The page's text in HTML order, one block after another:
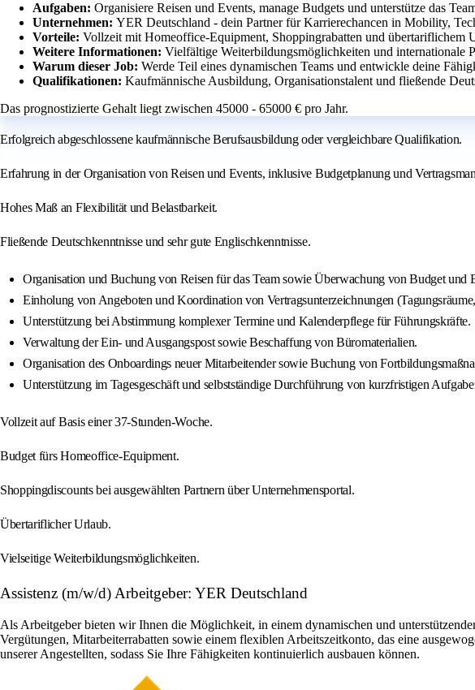
Aufgaben: Organisiere Reisen und Events, manage Budgets und unterstütze das
Unternehmen: YER Deutschland - dein Partner für Karrierechancen in Mobility,
Vorteile: Vollzeit mit Homeoffice-Equipment, Shoppingrabatten und übertariflichem
Weitere Informationen: Vielfältige Weiterbildungsmöglichkeiten und internationale
Warum dieser Job: Werde Teil eines dynamischen Teams und entwickle deine
Qualifikationen: Kaufmännische Ausbildung, Organisationstalent und fließende
Das prognostizierte Gehalt liegt zwischen 45000 - 65000 € pro Jahr.
Erfolgreich abgeschlossene kaufmännische Berufsausbildung oder vergleichbare Qualifikation.
Erfahrung in der Organisation von Reisen und Events, inklusive Budgetplanung und
Hohes Maß an Flexibilität und Belastbarkeit.
Fließende Deutschkenntnisse und sehr gute Englischkenntnisse.
Organisation und Buchung von Reisen für das Team sowie Überwachung von Budget und
Einholung von Angeboten und Koordination von Vertragsunterzeichnungen
Unterstützung bei Abstimmung komplexer Termine und Kalenderpflege für Führungskräfte.
Verwaltung der Ein- und Ausgangspost sowie Beschaffung von Büromaterialien.
Organisation des Onboardings neuer Mitarbeitender sowie Buchung von
Unterstützung im Tagesgeschäft und selbstständige Durchführung von kurzfristigen
Vollzeit auf Basis einer 37-Stunden-Woche.
Budget fürs Homeoffice-Equipment.
Shoppingdiscounts bei ausgewählten Partnern über Unternehmensportal.
Übertariflicher Urlaub.
Vielseitige Weiterbildungsmöglichkeiten.
Assistenz (m/w/d) Arbeitgeber: YER Deutschland
Als Arbeitgeber bieten wir Ihnen die Möglichkeit, in einem dynamischen und
Vergütungen, Mitarbeiterrabatten sowie einem flexiblen Arbeitszeitkonto, das eine
unserer Angestellten, sodass Sie Ihre Fähigkeiten kontinuierlich ausbauen können.